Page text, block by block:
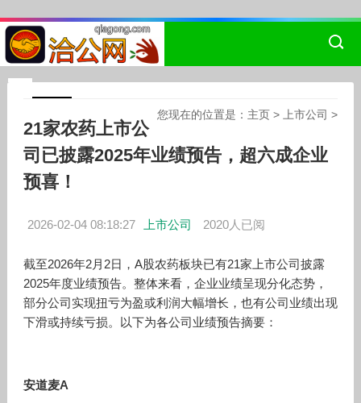
您现在的位置是： 主页 > 上市公司 >
21家农药上市公
司已披露2025年业绩预告，超六成企业
预喜！
2026-02-04 08:18:27 上市公司 2020人已阅
截至2026年2月2日，A股农药板块已有21家上市公司披露
2025年度业绩预告。整体来看，企业业绩呈现分化态势，
部分公司实现扭亏为盈或利润大幅增长，也有公司业绩出现
下滑或持续亏损。以下为各公司业绩预告摘要：
安道麦A